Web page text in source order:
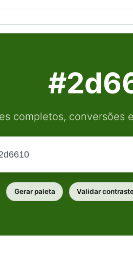
completos, conversões
Gerar paleta Validar